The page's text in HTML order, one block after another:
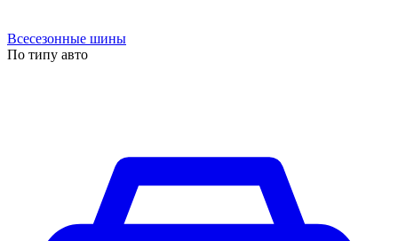
Всесезонные шины
По типу авто